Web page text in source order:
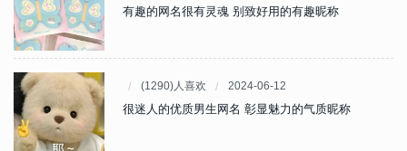
有趣的网名很有灵魂 别致好用的有趣昵称
(1290)人喜欢 2024-06-12
很迷人的优质男生网名 彰显魅力的气质昵称